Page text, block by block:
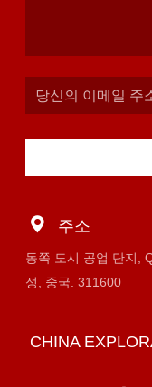
주소
동쪽 도시 공업 단지,
성, 중국. 311600
CHINA